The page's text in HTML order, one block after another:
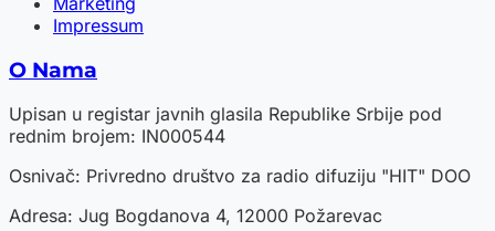
Impressum
O Nama
Upisan u registar javnih glasila Republike Srbije pod
rednim brojem: IN000544
Osnivač: Privredno društvo za radio difuziju "HIT" DOO
Adresa: Jug Bogdanova 4, 12000 Požarevac